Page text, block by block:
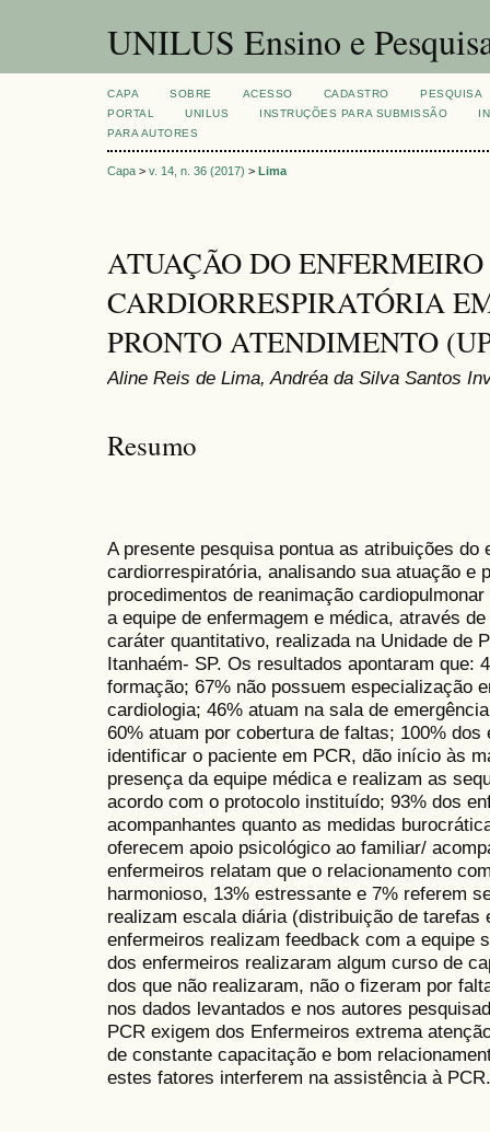
UNILUS Ensino e
CAPA SOBRE ACESSO CADASTRO
PESQUISA
PORTAL
UNILUS INSTRUÇÕES PARA SUBMISSÃO
PARA AUTORES
Capa > v. 14, n. 36 (2017) > Lima
ATUAÇÃO DO
CARDIORRESPIRATÓRIA
PRONTO ATENDIMENTO
Aline Reis de Lima, Andréa da Silva Santos
Resumo
A presente pesquisa pontua as atribuições do
cardiorrespiratória, analisando sua atuação e
procedimentos de reanimação
a equipe de enfermagem e médica, através
caráter quantitativo, realizada na Unidade de
Itanhaém- SP. Os resultados apontaram que:
formação; 67% não possuem especialização
cardiologia; 46% atuam na sala de
60% atuam por cobertura de faltas; 100%
identificar o paciente em PCR, dão início às
presença da equipe médica e realizam as
acordo com o protocolo instituído; 93% dos
acompanhantes quanto as medidas
oferecem apoio psicológico ao familiar/
enfermeiros relatam que o relacionamento
harmonioso, 13% estressante e 7% referem
realizam escala diária (distribuição de
enfermeiros realizam feedback com a equipe
dos enfermeiros realizaram algum curso de
dos que não realizaram, não o fizeram por
nos dados levantados e nos autores
PCR exigem dos Enfermeiros extrema
de constante capacitação e bom
estes fatores interferem na assistência à PCR.